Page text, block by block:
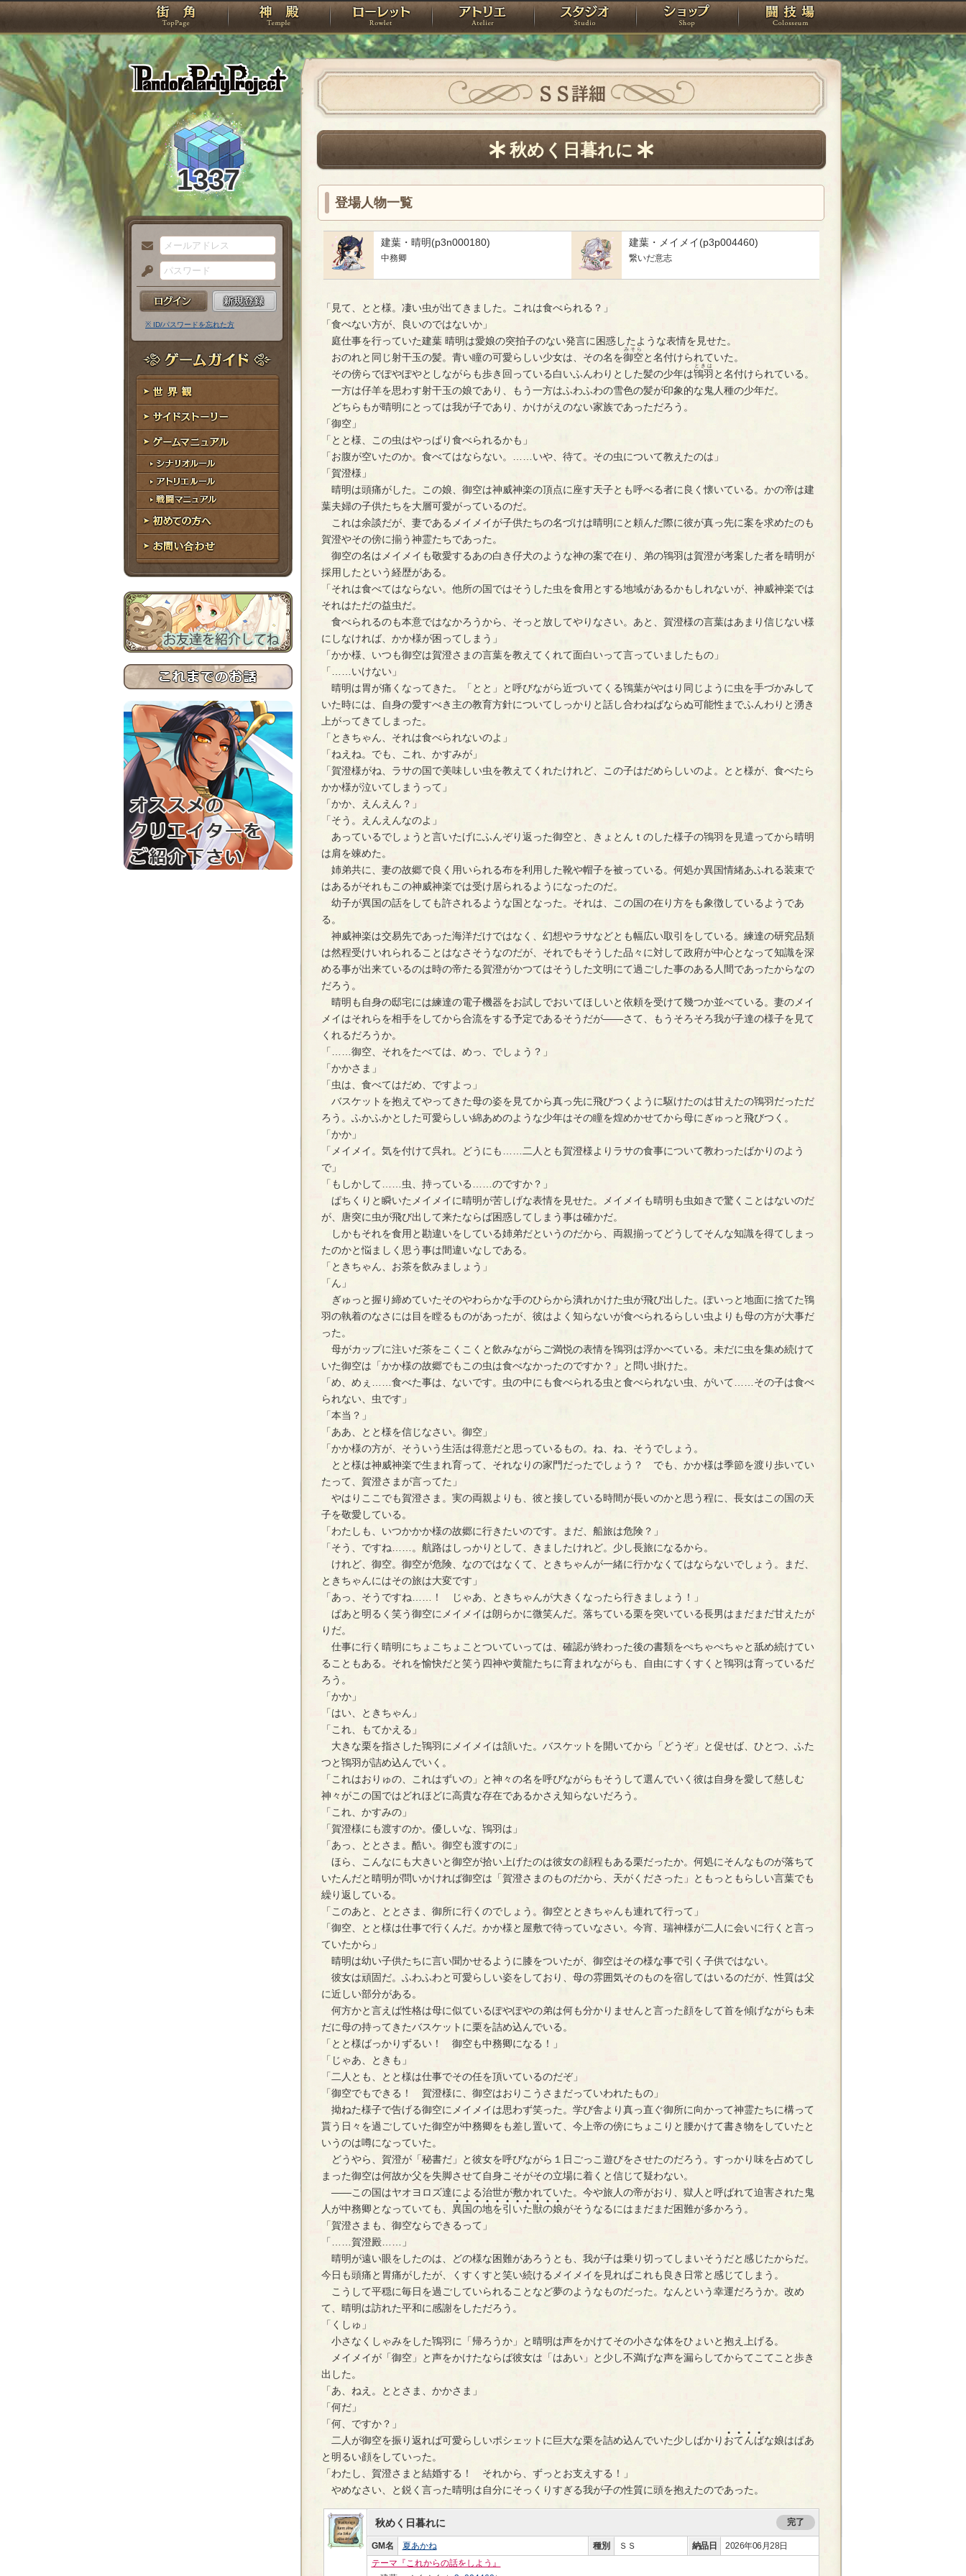
PandoraPartyProject
TOP 神殿 ローレット アトリエ スタジオ ショップ 闘技場
1337
メ
ー
ル
ア
ド
レ
ス
パ
ス
ー
ド
※ ID/パスワードを忘れた方
ゲームガイド
世界観
サイドストーリー
ゲームマニュアル
シナリオルール
アトリエルール
戦闘マニュアル
初めての方へ
お問い合わせ
ＳＳ詳細
秋めく日暮れに
登場人物一覧
建葉・晴明(p3n000180)
中務卿
建葉・メイメイ(p3p004460)
繋いだ意志
「見て、とと様。凄い虫が出てきました。これは食べられる？」
「食べない方が、良いのではないか」
庭仕事を行っていた建葉 晴明は愛娘の突拍子のない発言に困惑したような表情を見せた。
おのれと同じ射干玉の髪。青い瞳の可愛らしい少女は、その名を御空
みそら
と名付けられていた。
その傍らでぽやぽやとしながらも歩き回っている白いふんわりとした髪の少年は鴇羽
ときは
と名付けられている。
一方は仔羊を思わす射干玉の娘であり、もう一方はふわふわの雪色の髪が印象的な鬼人種の少年だ。
どちらもが晴明にとっては我が子であり、かけがえのない家族であっただろう。
「御空」
「とと様、この虫はやっぱり食べられるかも」
「お腹が空いたのか。食べてはならない。……いや、待て。その虫について教えたのは」
「賀澄様」
晴明は頭痛がした。この娘、御空は神威神楽の頂点に座す天子とも呼べる者に良く懐いている。かの帝は建
葉夫婦の子供たちを大層可愛がっているのだ。
これは余談だが、妻であるメイメイが子供たちの名づけは晴明にと頼んだ際に彼が真っ先に案を求めたのも
賀澄やその傍に揃う神霊たちであった。
御空の名はメイメイも敬愛するあの白き仔犬のような神の案で在り、弟の鴇羽は賀澄が考案した者を晴明が
採用したという経歴がある。
「それは食べてはならない。他所の国ではそうした虫を食用とする地域があるかもしれないが、神威神楽では
それはただの益虫だ。
食べられるのも本意ではなかろうから、そっと放してやりなさい。あと、賀澄様の言葉はあまり信じない様
にしなければ、かか様が困ってしまう」
「かか様、いつも御空は賀澄さまの言葉を教えてくれて面白いって言っていましたもの」
「……いけない」
晴明は胃が痛くなってきた。「とと」と呼びながら近づいてくる鴇葉がやはり同じように虫を手づかみして
いた時には、自身の愛すべき主の教育方針についてしっかりと話し合わねばならぬ可能性までふんわりと湧き
上がってきてしまった。
「ときちゃん、それは食べられないのよ」
「ねえね。でも、これ、かすみが」
「賀澄様がね、ラサの国で美味しい虫を教えてくれたけれど、この子はだめらしいのよ。とと様が、食べたら
かか様が泣いてしまうって」
「かか、えんえん？」
「そう。えんえんなのよ」
あっているでしょうと言いたげにふんぞり返った御空と、きょとんｔのした様子の鴇羽を見遣ってから晴明
は肩を竦めた。
姉弟共に、妻の故郷で良く用いられる布を利用した靴や帽子を被っている。何処か異国情緒あふれる装束で
はあるがそれもこの神威神楽では受け居られるようになったのだ。
幼子が異国の話をしても許されるような国となった。それは、この国の在り方をも象徴しているようであ
る。
神威神楽は交易先であった海洋だけではなく、幻想やラサなどとも幅広い取引をしている。練達の研究品類
は然程受けいれられることはなさそうなのだが、それでもそうした品々に対して政府が中心となって知識を深
める事が出来ているのは時の帝たる賀澄がかつてはそうした文明にて過ごした事のある人間であったからなの
だろう。
晴明も自身の邸宅には練達の電子機器をお試しでおいてほしいと依頼を受けて幾つか並べている。妻のメイ
メイはそれらを相手をしてから合流をする予定であるそうだが――さて、もうそろそろ我が子達の様子を見て
くれるだろうか。
「……御空、それをたべては、めっ、でしょう？」
「かかさま」
「虫は、食べてはだめ、ですよっ」
バスケットを抱えてやってきた母の姿を見てから真っ先に飛びつくように駆けたのは甘えたの鴇羽だっただ
ろう。ふかふかとした可愛らしい綿あめのような少年はその瞳を煌めかせてから母にぎゅっと飛びつく。
「かか」
「メイメイ。気を付けて呉れ。どうにも……二人とも賀澄様よりラサの食事について教わったばかりのよう
で」
「もしかして……虫、持っている……のですか？」
ぱちくりと瞬いたメイメイに晴明が苦しげな表情を見せた。メイメイも晴明も虫如きで驚くことはないのだ
が、唐突に虫が飛び出して来たならば困惑してしまう事は確かだ。
しかもそれを食用と勘違いをしている姉弟だというのだから、両親揃ってどうしてそんな知識を得てしまっ
たのかと悩ましく思う事は間違いなしである。
「ときちゃん、お茶を飲みましょう」
「ん」
ぎゅっと握り締めていたそのやわらかな手のひらから潰れかけた虫が飛び出した。ぽいっと地面に捨てた鴇
羽の執着のなさには目を瞠るものがあったが、彼はよく知らないが食べられるらしい虫よりも母の方が大事だ
った。
母がカップに注いだ茶をこくこくと飲みながらご満悦の表情を鴇羽は浮かべている。未だに虫を集め続けて
いた御空は「かか様の故郷でもこの虫は食べなかったのですか？」と問い掛けた。
「め、めぇ……食べた事は、ないです。虫の中にも食べられる虫と食べられない虫、がいて……その子は食べ
られない、虫です」
「本当？」
「ああ、とと様を信じなさい。御空」
「かか様の方が、そういう生活は得意だと思っているもの。ね、ね、そうでしょう。
とと様は神威神楽で生まれ育って、それなりの家門だったでしょう？　でも、かか様は季節を渡り歩いてい
たって、賀澄さまが言ってた」
やはりここでも賀澄さま。実の両親よりも、彼と接している時間が長いのかと思う程に、長女はこの国の天
子を敬愛している。
「わたしも、いつかかか様の故郷に行きたいのです。まだ、船旅は危険？」
「そう、ですね……。航路はしっかりとして、きましたけれど。少し長旅になるから。
けれど、御空。御空が危険、なのではなくて、ときちゃんが一緒に行かなくてはならないでしょう。まだ、
ときちゃんにはその旅は大変です」
「あっ、そうですね……！　じゃあ、ときちゃんが大きくなったら行きましょう！」
ぱあと明るく笑う御空にメイメイは朗らかに微笑んだ。落ちている栗を突いている長男はまだまだ甘えたが
りだ。
仕事に行く晴明にちょこちょことついていっては、確認が終わった後の書類をぺちゃぺちゃと舐め続けてい
ることもある。それを愉快だと笑う四神や黄龍たちに育まれながらも、自由にすくすくと鴇羽は育っているだ
ろう。
「かか」
「はい、ときちゃん」
「これ、もてかえる」
大きな栗を指さした鴇羽にメイメイは頷いた。バスケットを開いてから「どうぞ」と促せば、ひとつ、ふた
つと鴇羽が詰め込んでいく。
「これはおりゅの、これはずいの」と神々の名を呼びながらもそうして選んでいく彼は自身を愛して慈しむ
神々がこの国ではどれほどに高貴な存在であるかさえ知らないだろう。
「これ、かすみの」
「賀澄様にも渡すのか。優しいな、鴇羽は」
「あっ、ととさま。酷い。御空も渡すのに」
ほら、こんなにも大きいと御空が拾い上げたのは彼女の顔程もある栗だったか。何処にそんなものが落ちて
いたんだと晴明が問いかければ御空は「賀澄さまのものだから、天がくださった」ともっともらしい言葉でも
繰り返している。
「このあと、ととさま、御所に行くのでしょう。御空とときちゃんも連れて行って」
「御空、とと様は仕事で行くんだ。かか様と屋敷で待っていなさい。今宵、瑞神様が二人に会いに行くと言っ
ていたから」
晴明は幼い子供たちに言い聞かせるように膝をついたが、御空はその様な事で引く子供ではない。
彼女は頑固だ。ふわふわと可愛らしい姿をしており、母の雰囲気そのものを宿してはいるのだが、性質は父
に近しい部分がある。
何方かと言えば性格は母に似ているぽやぽやの弟は何も分かりませんと言った顔をして首を傾げながらも未
だに母の持ってきたバスケットに栗を詰め込んでいる。
「とと様ばっかりずるい！　御空も中務卿になる！」
「じゃあ、ときも」
「二人とも、とと様は仕事でその任を頂いているのだぞ」
「御空でもできる！　賀澄様に、御空はおりこうさまだっていわれたもの」
拗ねた様子で告げる御空にメイメイは思わず笑った。学び舎より真っ直ぐ御所に向かって神霊たちに構って
貰う日々を過ごしていた御空が中務卿をも差し置いて、今上帝の傍にちょこりと腰かけて書き物をしていたと
いうのは噂になっていた。
どうやら、賀澄が「秘書だ」と彼女を呼びながら１日ごっこ遊びをさせたのだろう。すっかり味を占めてし
まった御空は何故か父を失脚させて自身こそがその立場に着くと信じて疑わない。
――この国はヤオヨロズ達による治世が敷かれていた。今や旅人の帝がおり、獄人と呼ばれて迫害された鬼
人が中務卿となっていても、 異
●
国
●
の
●
地
●
を
●
引
●
い
●
た
●
獣
●
の
●
娘
●
がそうなるにはまだまだ困難が多かろう。
「賀澄さまも、御空ならできるって」
「……賀澄殿……」
晴明が遠い眼をしたのは、どの様な困難があろうとも、我が子は乗り切ってしまいそうだと感じたからだ。
今日も頭痛と胃痛がしたが、くすくすと笑い続けるメイメイを見ればこれも良き日常と感じてしまう。
こうして平穏に毎日を過ごしていられることなど夢のようなものだった。なんという幸運だろうか。改め
て、晴明は訪れた平和に感謝をしただろう。
「くしゅ」
小さなくしゃみをした鴇羽に「帰ろうか」と晴明は声をかけてその小さな体をひょいと抱え上げる。
メイメイが「御空」と声をかけたならば彼女は「はあい」と少し不満げな声を漏らしてからてこてこと歩き
出した。
「あ、ねえ。ととさま、かかさま」
「何だ」
「何、ですか？」
二人が御空を振り返れば可愛らしいポシェットに巨大な栗を詰め込んでいた少しばかり お
●
て
●
ん
●
ば
●
な娘はぱあ
と明るい顔をしていった。
「わたし、賀澄さまと結婚する！　それから、ずっとお支えする！」
やめなさい、と鋭く言った晴明は自分にそっくりすぎる我が子の性質に頭を抱えたのであった。
秋めく日暮れに 完了
GM名 夏あかね 種別 ＳＳ 納品日
2026年06月28日
テーマ『これからの話をしよう』